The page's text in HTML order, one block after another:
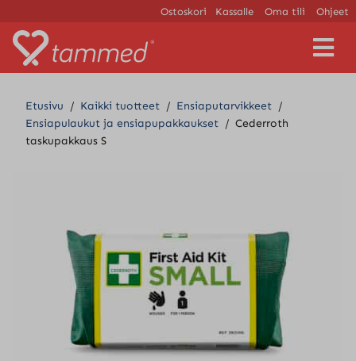
Ostoskori Kassalle Oma tili Ohjeet
V
a
l
Etusivu / Kaikki tuotteet / Ensiaputarvikkeet /
Ensiapulaukut ja ensiapupakkaukset / Cederroth
taskupakkaus S